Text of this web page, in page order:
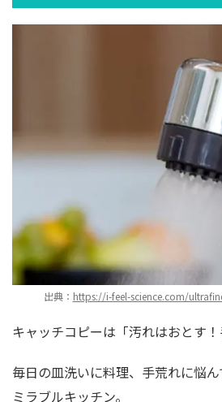
出典： https://i-feel-science.com/
キャッチコピーは「汚れはおとす！
毎日の皿洗いに料理、手荒れに悩
ミラブルキッチン。